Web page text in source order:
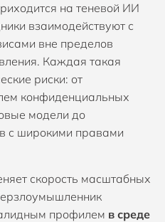
на теневой ИИ
взаимодействуют с
вне пределов
Каждая такая
риски: от
конфиденциальных
модели до
с широкими правами
скорость масштабных
профилем в среде